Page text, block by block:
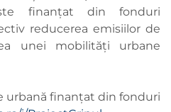
finanțat din fonduri
reducerea emisiilor de
unei mobilități urbane
urbană finanțat din fonduri